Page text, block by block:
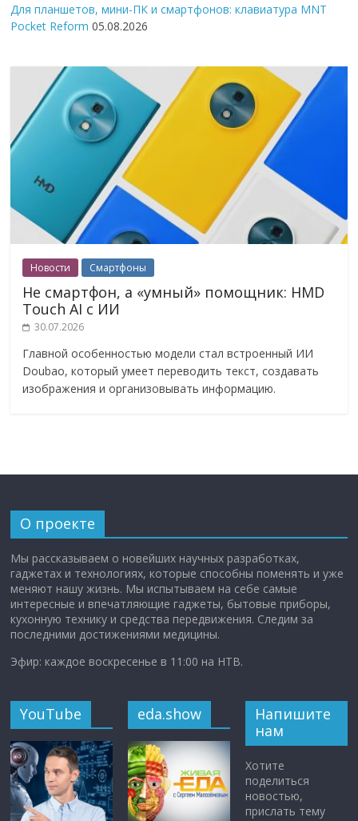
Для планшетов, мини-ПК и смартфонов: клавиатура MNT
Pocket Reform 05.08.2026
Новости Смартфоны
Не смартфон, а «умный» помощник: HMD
Touch AI с ИИ
30.07.2026
Главной особенностью модели стал встроенный ИИ
Doubao, который умеет переводить текст, создавать
изображения и организовывать информацию.
О проекте
Мы рассказываем о новейших научных разработках,
гаджетах и технологиях, которые способны поменять и уже
меняют нашу жизнь. Мы испытываем на себе самые
интересные и впечатляющие гаджеты, бытовые приборы,
кухонную технику и средства передвижения. Следим за
последними достижениями медицины.
Эфир: каждое воскресенье в 11:00 на НТВ.
YouTube eda.show
Напишите
нам
Хотите
поделиться
новостью,
прислать тему